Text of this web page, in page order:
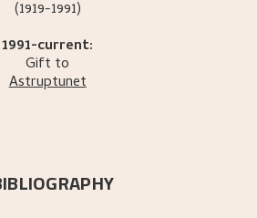
(1919-1991)
1991-current:
Gift to
Astruptunet